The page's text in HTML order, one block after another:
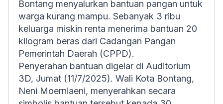
Bontang menyalurkan bantuan pangan untuk
warga kurang mampu. Sebanyak 3 ribu
keluarga miskin renta menerima bantuan 20
kilogram beras dari Cadangan Pangan
Pemerintah Daerah (CPPD).
Penyerahan bantuan digelar di Auditorium
3D, Jumat (11/7/2025). Wali Kota Bontang,
Neni Moerniaeni, menyerahkan secara